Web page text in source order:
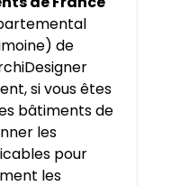
de
si vous êtes
bâtiments de
les
pour
les